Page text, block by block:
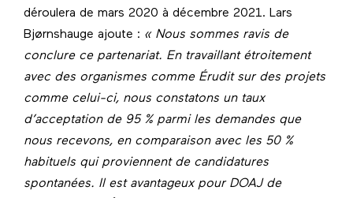
déroulera de mars 2020 à décembre 2021. Lars
Bjørnshauge ajoute : « Nous sommes ravis de
conclure ce partenariat. En travaillant étroitement
avec des organismes comme Érudit sur des projets
comme celui-ci, nous constatons un taux
d’acceptation de 95 % parmi les demandes que
nous recevons, en comparaison avec les 50 %
habituels qui proviennent de candidatures
spontanées. Il est avantageux pour DOAJ de